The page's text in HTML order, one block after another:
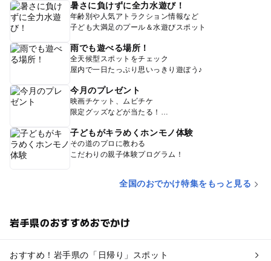
暑さに負けずに全力水遊び！
年齢別や人気アトラクション情報など
子ども大満足のプール＆水遊びスポット
雨でも遊べる場所！
全天候型スポットをチェック
屋内で一日たっぷり思いっきり遊ぼう♪
今月のプレゼント
映画チケット、ムビチケ
限定グッズなどが当たる！
子どもがキラめくホンモノ体験
その道のプロに教わる
こだわりの親子体験プログラム！
全国のおでかけ特集をもっと見る
岩手県のおすすめおでかけ
おすすめ！岩手県の「日帰り」スポット